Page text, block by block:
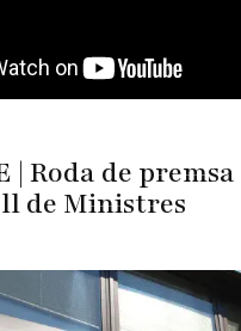
| Roda de
de Ministres